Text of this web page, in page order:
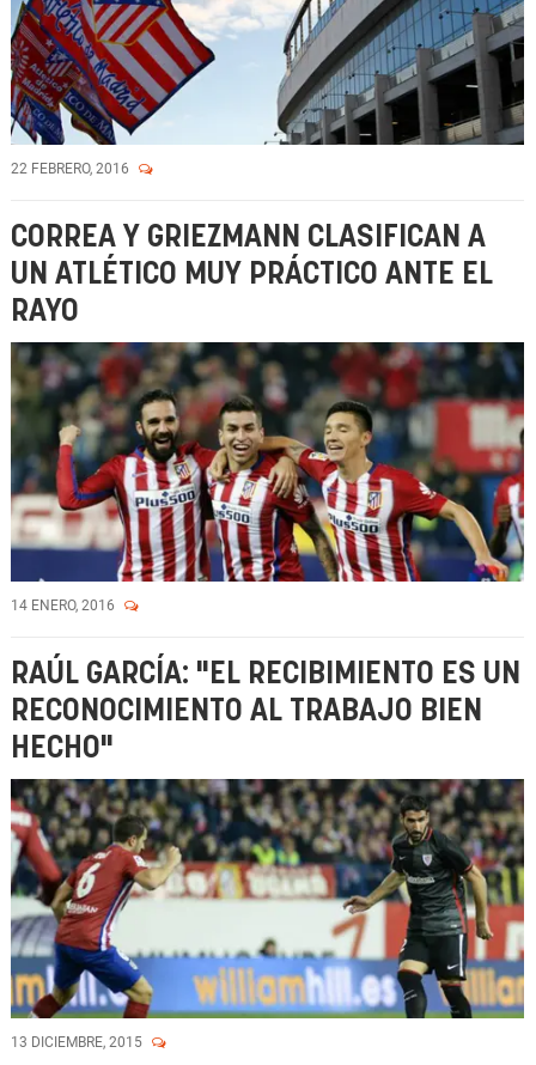
22 FEBRERO, 2016
CORREA Y GRIEZMANN CLASIFICAN A
UN ATLÉTICO MUY PRÁCTICO ANTE EL
RAYO
14 ENERO, 2016
RAÚL GARCÍA: "EL RECIBIMIENTO ES UN
RECONOCIMIENTO AL TRABAJO BIEN
HECHO"
13 DICIEMBRE, 2015